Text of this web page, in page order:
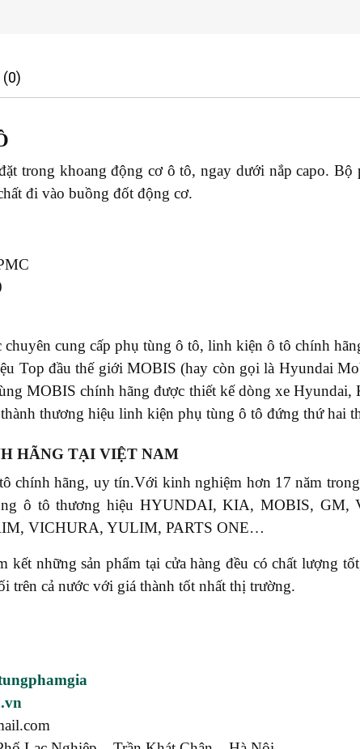
trong khoang động cơ ô tô, ngay dưới nắp capo.
đi vào buồng đốt động cơ.
cung cấp phụ tùng ô tô, linh kiện ô tô chính
Top đầu thế giới MOBIS (hay còn gọi là Hyundai
MOBIS chính hãng được thiết kế dòng xe
thương hiệu linh kiện phụ tùng ô tô đứng thứ hai
HÃNG TẠI VIỆT NAM
chính hãng, uy tín.Với kinh nghiệm hơn 17 năm
ô tô thương hiệu HYUNDAI, KIA, MOBIS, GM,
VICHURA, YULIM, PARTS ONE…
kết những sản phẩm tại cửa hàng đều có chất lượng
trên cả nước với giá thành tốt nhất thị trường.